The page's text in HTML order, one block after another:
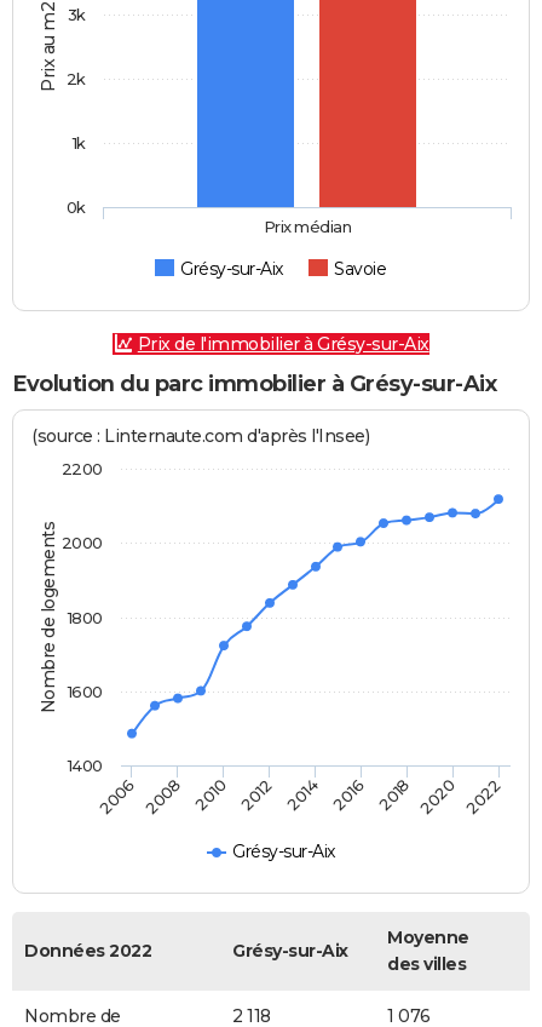
Prix au m2
Grésy-sur-Aix Savoie
Prix médian
0k
1k
2k
3k
Prix de l'immobilier à Grésy-sur-Aix
Evolution du parc immobilier à Grésy-sur-Aix
Nombre de logements
(source : Linternaute.com d'après l'Insee)
Grésy-sur-Aix
2006 2008 2010 2012 2014 2016 2018 2020 2022
1400
1600
1800
2000
2200
Données 2022 Grésy-sur-Aix
Moyenne
des villes
Nombre de
2 118 1 076